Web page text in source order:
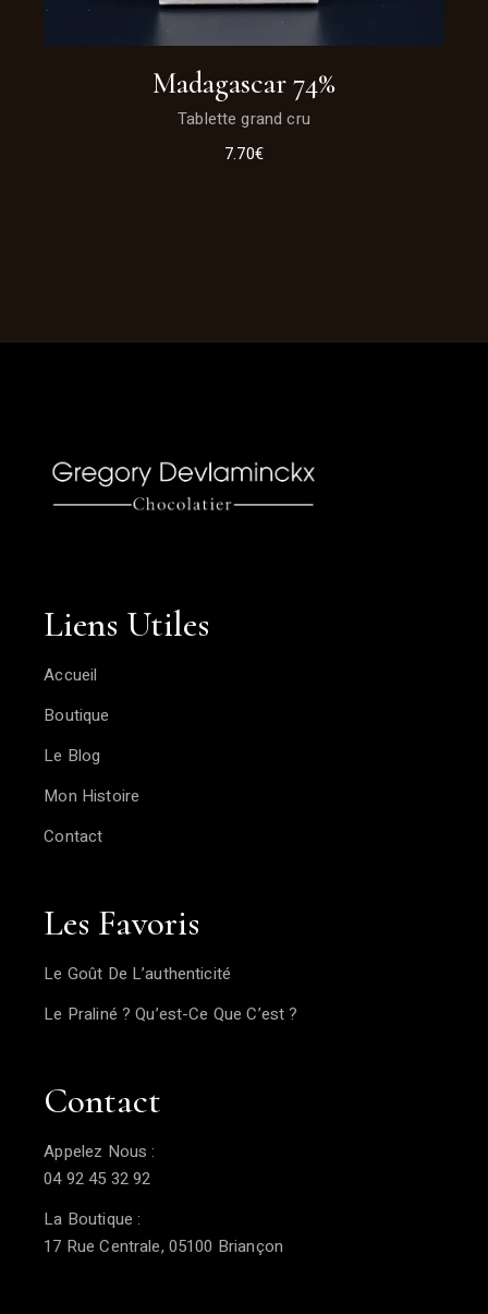
Madagascar 74%
Tablette grand cru
7.70€
Liens Utiles
Accueil
Boutique
Le Blog
Mon Histoire
Contact
Les Favoris
Le Goût De L’authenticité
Le Praliné ? Qu’est-Ce Que C’est ?
Contact
Appelez Nous :
04 92 45 32 92
La Boutique :
17 Rue Centrale, 05100 Briançon